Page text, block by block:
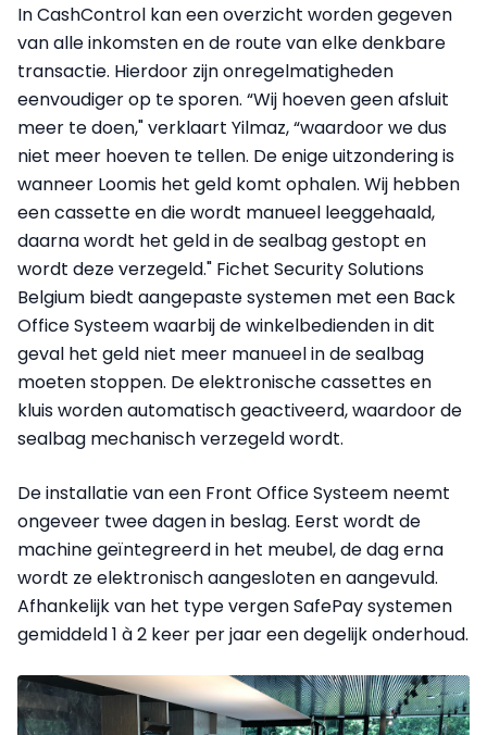
In CashControl kan een overzicht worden gegeven
van alle inkomsten en de route van elke denkbare
transactie. Hierdoor zijn onregelmatigheden
eenvoudiger op te sporen. “Wij hoeven geen afsluit
meer te doen," verklaart Yilmaz, “waardoor we dus
niet meer hoeven te tellen. De enige uitzondering is
wanneer Loomis het geld komt ophalen. Wij hebben
een cassette en die wordt manueel leeggehaald,
daarna wordt het geld in de sealbag gestopt en
wordt deze verzegeld." Fichet Security Solutions
Belgium biedt aangepaste systemen met een Back
Office Systeem waarbij de winkelbedienden in dit
geval het geld niet meer manueel in de sealbag
moeten stoppen. De elektronische cassettes en
kluis worden automatisch geactiveerd, waardoor de
sealbag mechanisch verzegeld wordt.
De installatie van een Front Office Systeem neemt
ongeveer twee dagen in beslag. Eerst wordt de
machine geïntegreerd in het meubel, de dag erna
wordt ze elektronisch aangesloten en aangevuld.
Afhankelijk van het type vergen SafePay systemen
gemiddeld 1 à 2 keer per jaar een degelijk onderhoud.